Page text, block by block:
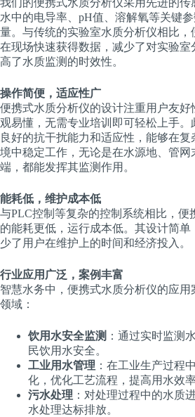
我们的便携式水质分析仪采用先进的传
水中的电导率、pH值、溶解氧等关键
量。与传统的实验室水质分析仪相比，
在现场快速获得数据，减少了对实验室
高了水质监测的时效性。
操作简便，适应性广
便携式水质分析仪的设计注重用户友好
观易懂，无需专业培训即可轻松上手。
良好的抗干扰能力和适应性，能够在复
境中稳定工作，无论是在水源地、管网
端，都能发挥其监测作用。
能耗低，维护成本低
与PLC控制等复杂的控制系统相比，便
的能耗更低，运行成本低。其设计简单
少了用户在维护上的时间和经济投入。
行业应用广泛，案例丰富
智慧水务中，便携式水质分析仪的应用
领域：
饮用水安全监测 ：通过实时监测
民饮用水安全。
工业用水管理 ：在工业生产过程
化，优化工艺流程，提高用水效率
污水处理 ：对处理过程中的水质
水处理达标排放。